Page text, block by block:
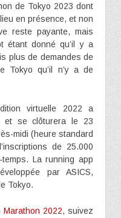
de Tokyo 2023 dont
en présence, et non
reste payante, mais
étant donné qu’il y a
plus de demandes de
Tokyo qu’il n’y a de
virtuelle 2022 a
et se clôturera le 23
midi (heure standard
de 25.000
La running app
par ASICS,
Tokyo.
Marathon 2022, suivez